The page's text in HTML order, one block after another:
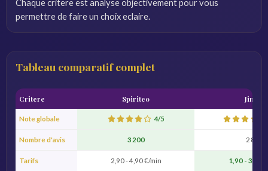
Chaque critere est analyse objectivement pour vous
permettre de faire un choix eclaire.
Tableau comparatif complet
Critere Spiriteo Jimini
Note globale 4/5
Nombre d'avis 3 200 2 800
Tarifs 2,90 - 4,90 €/min 1,90 - 3,90